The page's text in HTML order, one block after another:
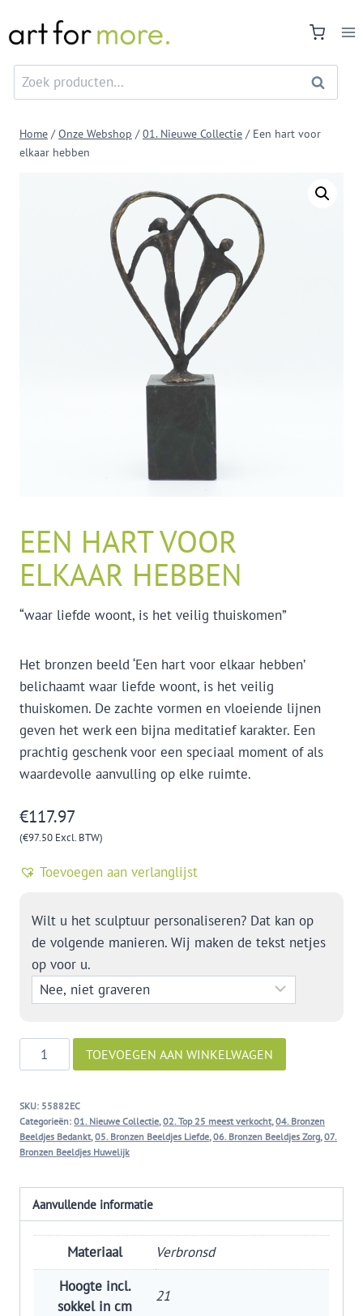
naar
Zoeken
naar:
Zoeken
Home / Onze Webshop / 01. Nieuwe Collectie / Een hart voor
elkaar hebben
EEN HART VOOR
ELKAAR HEBBEN
“waar liefde woont, is het veilig thuiskomen”
Het bronzen beeld ‘Een hart voor elkaar hebben’
belichaamt waar liefde woont, is het veilig
thuiskomen. De zachte vormen en vloeiende lijnen
geven het werk een bijna meditatief karakter. Een
prachtig geschenk voor een speciaal moment of als
waardevolle aanvulling op elke ruimte.
€117.97
(€97.50 Excl. BTW)
Toevoegen aan verlanglijst
Wilt u het sculptuur personaliseren? Dat kan op
de volgende manieren. Wij maken de tekst netjes
op voor u.
hart
elkaar
hebben
aantal
TOEVOEGEN AAN WINKELWAGEN
SKU: 55882EC
Categorieën: 01. Nieuwe Collectie,02. Top 25 meest verkocht,04. Bronzen
Beeldjes Bedankt,05. Bronzen Beeldjes Liefde,06. Bronzen Beeldjes Zorg,07.
Bronzen Beeldjes Huwelijk
Aanvullende informatie
Materiaal
Verbronsd
Hoogte incl.
sokkel in cm
21